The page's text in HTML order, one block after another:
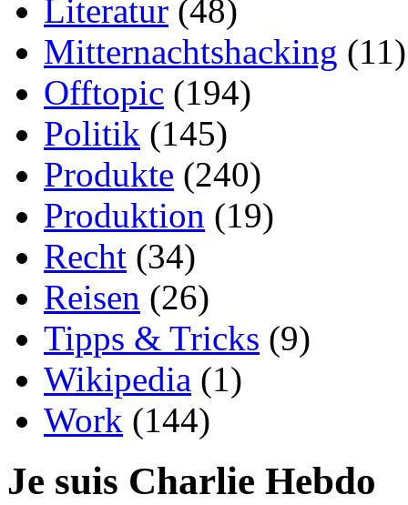
Literatur (48)
Mitternachtshacking (11)
Offtopic (194)
Politik (145)
Produkte (240)
Produktion (19)
Recht (34)
Reisen (26)
Tipps & Tricks (9)
Wikipedia (1)
Work (144)
Je suis Charlie Hebdo